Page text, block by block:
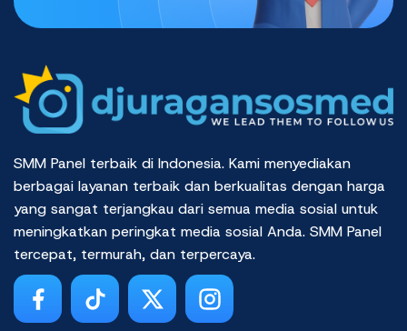
SMM Panel terbaik di Indonesia. Kami menyediakan
berbagai layanan terbaik dan berkualitas dengan harga
yang sangat terjangkau dari semua media sosial untuk
meningkatkan peringkat media sosial Anda. SMM Panel
tercepat, termurah, dan terpercaya.